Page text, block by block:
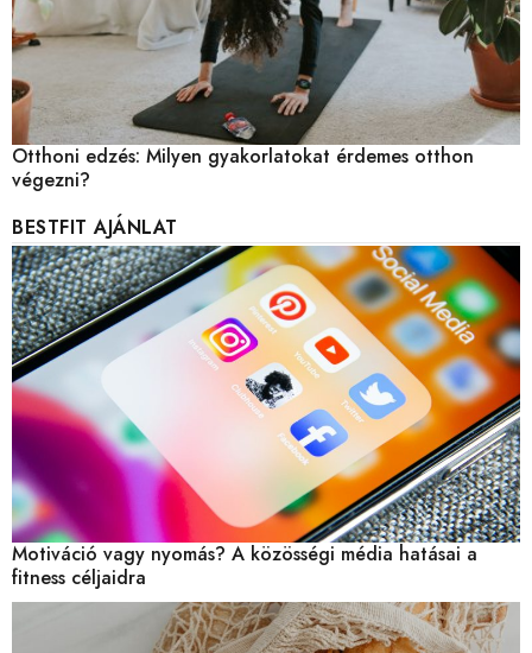
Otthoni edzés: Milyen gyakorlatokat érdemes otthon
végezni?
BESTFIT AJÁNLAT
Motiváció vagy nyomás? A közösségi média hatásai a
fitness céljaidra